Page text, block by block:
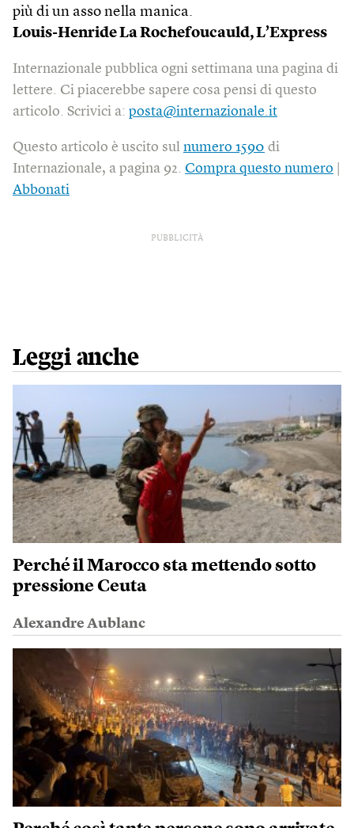
più di un asso nella manica.
Louis-Henride La Rochefoucauld, L’Express
Internazionale pubblica ogni settimana una pagina di
lettere. Ci piacerebbe sapere cosa pensi di questo
articolo. Scrivici a: posta@internazionale.it
Questo articolo è uscito sul numero 1590 di
Internazionale, a pagina 92. Compra questo numero
Abbonati
PUBBLICITÀ
Leggi anche
Perché il Marocco sta mettendo sotto
pressione Ceuta
Alexandre Aublanc